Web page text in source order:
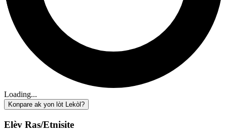
Loading...
Konpare ak yon lòt Lekòl?
Elèv Ras/Etnisite